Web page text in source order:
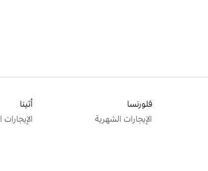
فلورنسا
الإيجارات الشهرية
أثينا